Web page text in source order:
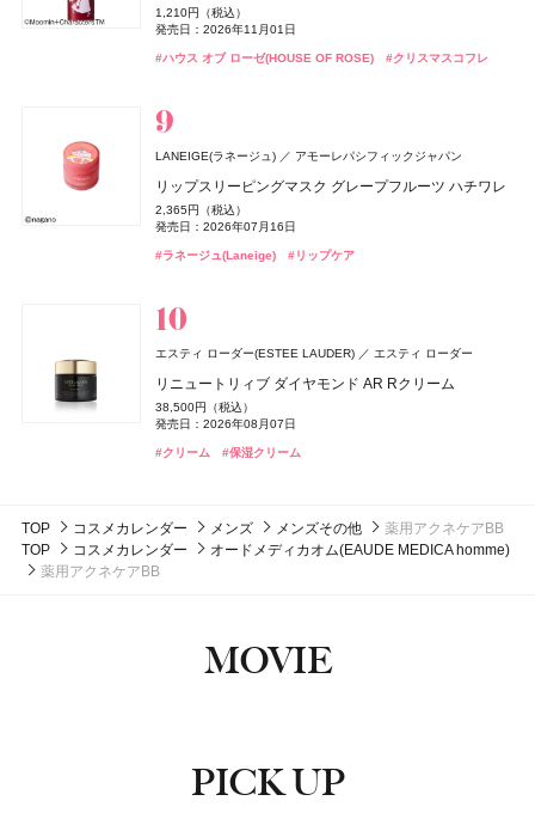
1,210円（税込）
発売日：2026年11月01日
#ハウス オブ ローゼ(HOUSE OF ROSE) #クリスマスコフレ
LANEIGE(ラネージュ) アモーレパシフィックジャパン
リップスリーピングマスク グレープフルーツ ハチワレ
2,365円（税込）
発売日：2026年07月16日
#ラネージュ(Laneige) #リップケア
エスティ ローダー(ESTEE LAUDER) エスティ ローダー
リニュートリィブ ダイヤモンド AR Rクリーム
38,500円（税込）
発売日：2026年08月07日
#クリーム #保湿クリーム
パウダー
6,050円（税込）
発売日：2026年04月10日
NARS JAPAN
ライトリフレクティング ファンデーション
7,150円（税込）
発売日：2024年07月12日
エレガンス コスメティックス
ラスターモイスト ヴェール
8,800円（税込）
発売日：2026年09月18日
発売日：2026年05月27日
#ミルクタッチ(milktouch)
ディオール(DIOR)
ディオール アディクト クチュール リップスティック ケ
ース
5,500円（税込）
発売日：2026年08月14日
#リップ #リップスティック
NARS NARS JAPAN
インセイシャブル リキッドブラッシュ
5,390円（税込）
発売日：2026年08月05日
#ナーズ(NARS) #チーク
ディオール ヴェルニ
4,950円（税込）
発売日：2026年08月14日
CHANEL(シャネル) CHANEL
ヴェルニ
5,280円（税込）
発売日：2026年02月27日
デュカート シャンティ
ネイルオイルセラム アロマ
1,100円（税込）
発売日：2025年10月10日
発売日：2026年11月01日
#ハウス オブ ローゼ(HOUSE OF ROSE)
レイフズ(Lāfe’ｓ)
ホールボディ フレッシュスプレー
2,200円（税込）
発売日：2026年07月15日
#プチプラ #ボディケア
ロクシタン(L'OCCITANE)
ラヴァンド パフュームド シャワージェル
3,960円（税込）
発売日：2026年07月01日
#ロクシタン(L'OCCITANE)
ジルスチュアート ビューティ
サムシングピュアブルー ディープ ヘッドクレンズ
#ジルスチュアート(JILL STUART)
ReFa(リファ) MTG
ReFa AURA (MODERN color)
#リファ(ReFa)
アルジェラン カラーズ
メロウリペア オーガニック シャンプー
#アルジェラン(ARGELAN) #シャンプー
発売日：2026年01月09日
ト
1,760円（税込）
発売日：2026年10月23日
#ミスト #ヘアミスト
ディオール(DIOR) パルファン・クリスチャン・ディオール
ミス ディオール ブルーミング ブーケ ローラー パール
6,930円（税込）
発売日：2026年07月03日
#フレグランス #香水
発売日：2022年11月09日
#フレグランス #クリスマスコフレ
エトヴォス(ETVOS)
2026 ホリデーコフレ
9,900円（税込）
発売日：2026年11月04日
#エトヴォス(Etvos) #クリスマスコフレ
athletia(アスレティア)
スキンケア ホリデーキット 2026
14,850円（税込）
発売日：2026年11月20日
#アスレティア（athletia）
newmine(ニューミン)
Keeps(キープス)
Keeps クッション for beauty
14,300円（税込）
発売日：2023年07月10日
#オバジ(Obagi) #エイジングケア
毎日美活
コラーゲン プラス＜ゼリー＞
5,400円（税抜）
ぐーぴたっ グミ
発売日：2010年08月02日
7,370円（税込）
発売日：2026年08月31日
#美容液
whomee(フーミー) 株式会社WinC
キラ ベース オイル
3,850円（税込）
発売日：2026年10月01日
#フーミー(WHOMEE) #オイル
コスメデコルテ コーセー
ルージュデコルテ クリームサテン
5,500円（税込）
発売日：2026年07月16日
#コスメデコルテ(DECORTÉ)
#BBクリーム
ジョー マローン ロンドン(JO MALONE LONDON)
ブラック シダーウッド & ジュニパー シェービング クリ
ーム
9,460円（税込）
発売日：2026年04月24日
#ジョーマローンロンドン(JO MALONE LONDON)
DISM(ディズム) アンファー
EMS EER メディスキンケアデバイス
35,200円（税込）
発売日：2024年10月23日
#美顔器 #美容家電
7,370円（税込）
発売日：2026年08月31日
#美容液
whomee(フーミー) 株式会社WinC
キラ ベース オイル
3,850円（税込）
発売日：2026年10月01日
#フーミー(WHOMEE) #オイル
コスメデコルテ コーセー
ルージュデコルテ クリームサテン
5,500円（税込）
発売日：2026年07月16日
#コスメデコルテ(DECORTÉ)
TOP コスメカレンダー メンズ メンズその他
薬用アクネケアBB
TOP
コスメカレンダー
オードメディカオム(EAUDE MEDICA homme)
薬用アクネケアBB
MOVIE
PICK UP